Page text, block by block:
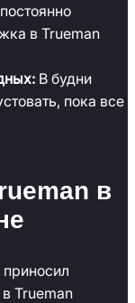
в Trueman
В будни
пока все
в
Trueman